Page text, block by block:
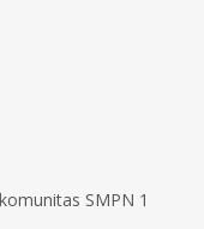
SMPN 1